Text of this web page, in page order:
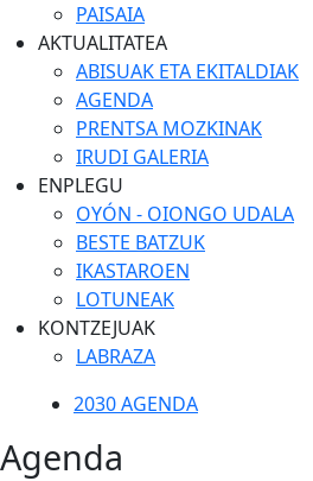
PAISAIA
AKTUALITATEA
ABISUAK ETA EKITALDIAK
AGENDA
PRENTSA MOZKINAK
IRUDI GALERIA
ENPLEGU
OYÓN - OIONGO UDALA
BESTE BATZUK
IKASTAROEN
LOTUNEAK
KONTZEJUAK
LABRAZA
2030 AGENDA
Agenda